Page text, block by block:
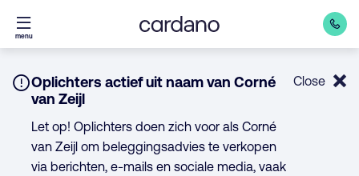
Direct
naar
menu
Notice:
Oplichters actief uit naam van Corné
van Zeijl
Let op! Oplichters doen zich voor als Corné
van Zeijl om beleggingsadvies te verkopen
via berichten, e-mails en sociale media, vaak
Close